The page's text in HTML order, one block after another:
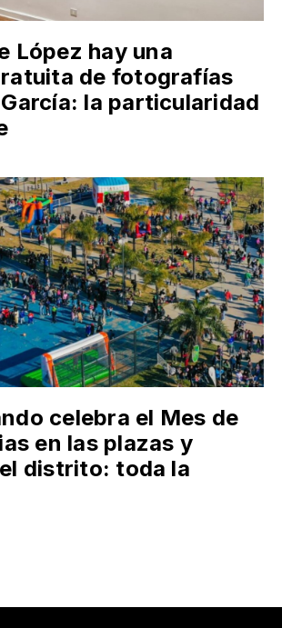
López hay una
de fotografías
la particularidad
celebra el Mes de
en las plazas y
distrito: toda la